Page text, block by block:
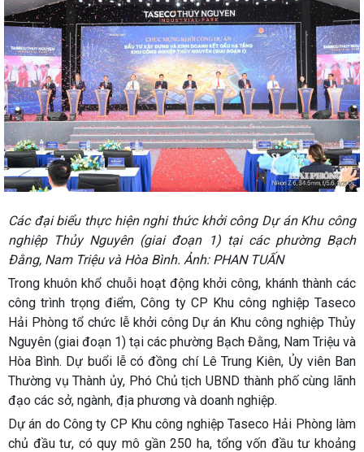
Các đại biểu thực hiện nghi thức khởi công Dự án Khu công
nghiệp Thủy Nguyên (giai đoạn 1) tại các phường Bạch
Đằng, Nam Triệu và Hòa Bình. Ảnh: PHAN TUẤN
Trong khuôn khổ chuỗi hoạt động khởi công, khánh thành các
công trình trọng điểm, Công ty CP Khu công nghiệp Taseco
Hải Phòng tổ chức lễ khởi công Dự án Khu công nghiệp Thủy
Nguyên (giai đoạn 1) tại các phường Bạch Đằng, Nam Triệu và
Hòa Bình. Dự buổi lễ có đồng chí Lê Trung Kiên, Ủy viên Ban
Thường vụ Thành ủy, Phó Chủ tịch UBND thành phố cùng lãnh
đạo các sở, ngành, địa phương và doanh nghiệp.
Dự án do Công ty CP Khu công nghiệp Taseco Hải Phòng làm
chủ đầu tư, có quy mô gần 250 ha, tổng vốn đầu tư khoảng